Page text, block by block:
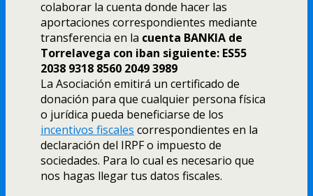
colaborar la cuenta donde hacer las
aportaciones correspondientes mediante
transferencia en la cuenta BANKIA de
Torrelavega con iban siguiente: ES55
2038 9318 8560 2049 3989
La Asociación emitirá un certificado de
donación para que cualquier persona física
o jurídica pueda beneficiarse de los
incentivos fiscales correspondientes en la
declaración del IRPF o impuesto de
sociedades. Para lo cual es necesario que
nos hagas llegar tus datos fiscales.